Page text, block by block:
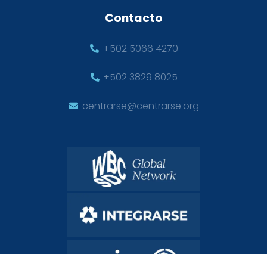
Contacto
+502 5066 4270
+502 3829 8025
centrarse@centrarse.org